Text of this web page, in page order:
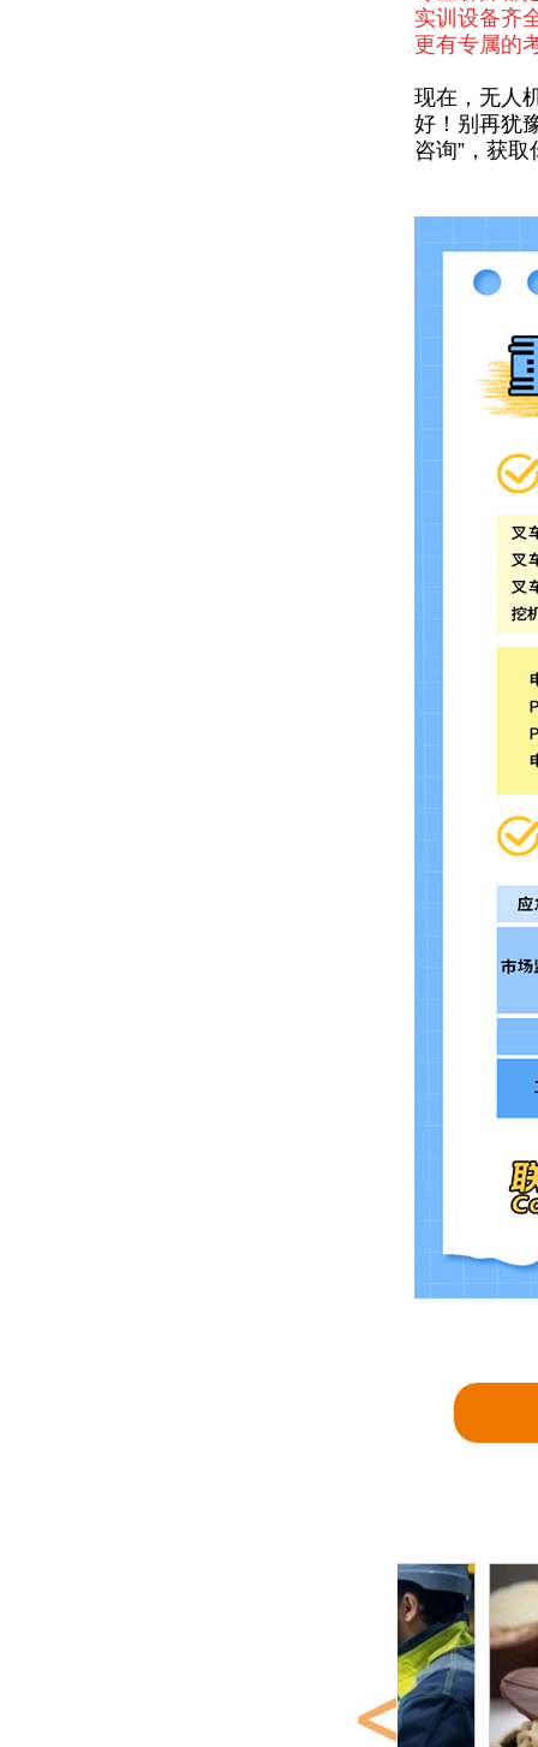
实训设备齐
更有专属的
现在，无人
好！别再犹
咨询”，获